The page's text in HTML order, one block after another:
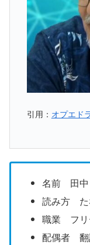
引用： オプエド
名前 田中
読み方 た
職業 フリ
配偶者 翻